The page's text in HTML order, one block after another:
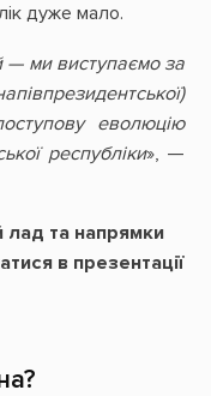
дуже мало.
— ми виступаємо за
еволюцію
республіки», —
лад та напрямки
в презентації